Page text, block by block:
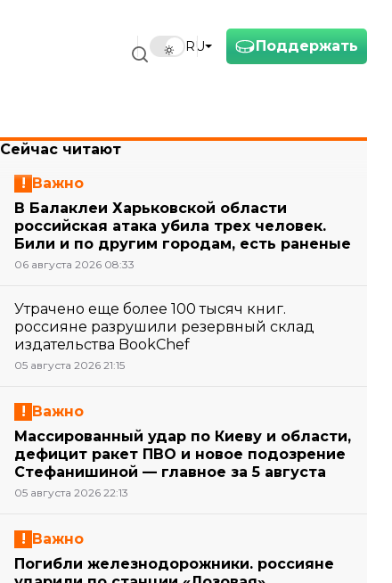
Поддержать
RU
Сейчас читают
Важно
В Балаклеи Харьковской области
российская атака убила трех человек.
Били и по другим городам, есть раненые
06 августа 2026 08:33
Утрачено еще более 100 тысяч книг.
россияне разрушили резервный склад
издательства BookChef
05 августа 2026 21:15
Важно
Массированный удар по Киеву и области,
дефицит ракет ПВО и новое подозрение
Стефанишиной — главное за 5 августа
05 августа 2026 22:13
Важно
Погибли железнодорожники. россияне